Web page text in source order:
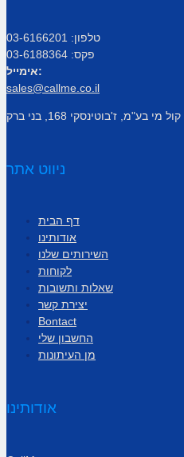
טלפון: 03-6166201
פקס: 03-6188364
אימייל:
sales@callme.co.il
ניווט אתר
דף הבית
אודותינו
השירותים שלנו
לקוחות
שאלות ותשובות
יצירת קשר
Bontact
החשבון שלי
מן העיתונות
אודותינו